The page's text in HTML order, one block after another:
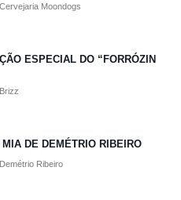
Cervejaria Moondogs
ESPECIAL DO “FORRÓZIN
Brizz
DE DEMÉTRIO RIBEIRO
Demétrio Ribeiro